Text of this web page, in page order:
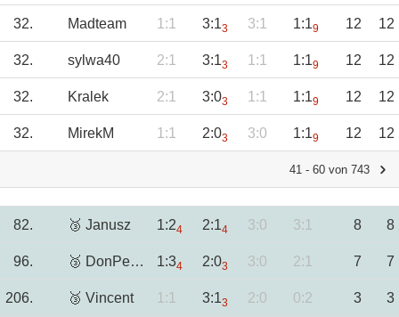
32. Madteam 1:1 3:13 3:1 1:19 12 12
32. sylwa40 2:1 3:13 1:1 1:19 12 12
32. Kralek 2:1 3:03 1:1 1:19 12 12
32. MirekM 1:1 2:03 3:0 1:19 12 12
41 - 60 von 743
82. 🥉 Janusz 1:24 2:14 3:0 3:1 8 8
96. 🥉 DonPedro 1:34 2:03 3:0 2:1 7 7
206. 🥉 Vincent 1:1 3:13 2:0 0:2 3 3